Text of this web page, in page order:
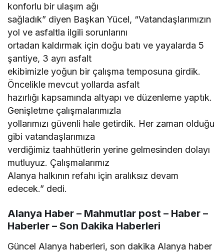
konforlu bir ulaşım ağı
sağladık” diyen Başkan Yücel, “Vatandaşlarımızın
yol ve asfaltla ilgili sorunlarını
ortadan kaldırmak için doğu batı ve yayalarda 5
şantiye, 3 ayrı asfalt
ekibimizle yoğun bir çalışma temposuna girdik.
Öncelikle mevcut yollarda asfalt
hazırlığı kapsamında altyapı ve düzenleme yaptık.
Genişletme çalışmalarımızla
yollarımızı güvenli hale getirdik. Her zaman olduğu
gibi vatandaşlarımıza
verdiğimiz taahhütlerin yerine gelmesinden dolayı
mutluyuz. Çalışmalarımız
Alanya halkının refahı için aralıksız devam
edecek.” dedi.
Alanya Haber – Mahmutlar post – Haber –
Haberler – Son Dakika Haberleri
Güncel Alanya haberleri, son dakika Alanya haber